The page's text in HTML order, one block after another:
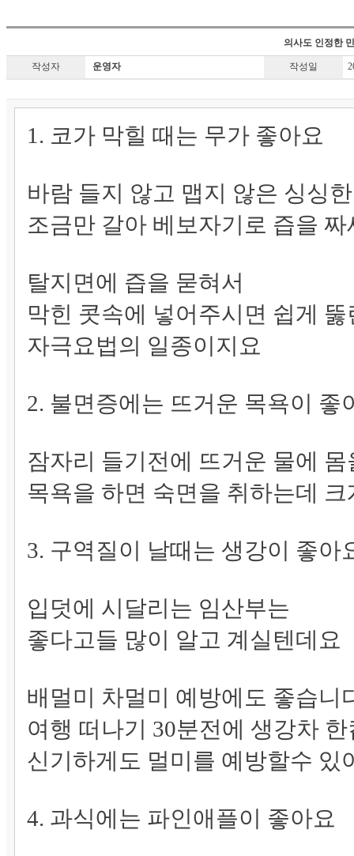
의사도 인정한
작성자 운영자 작성일
1. 코가 막힐 때는 무가 좋아요
바람 들지 않고 맵지 않은 싱싱
조금만 갈아 베보자기로 즙을 짜
탈지면에 즙을 묻혀서
막힌 콧속에 넣어주시면 쉽게
자극요법의 일종이지요
2. 불면증에는 뜨거운 목욕이 좋
잠자리 들기전에 뜨거운 물에
목욕을 하면 숙면을 취하는데
3. 구역질이 날때는 생강이 좋아
입덧에 시달리는 임산부는
좋다고들 많이 알고 계실텐데요
배멀미 차멀미 예방에도 좋습니
여행 떠나기 30분전에 생강차
신기하게도 멀미를 예방할수 있
4. 과식에는 파인애플이 좋아요